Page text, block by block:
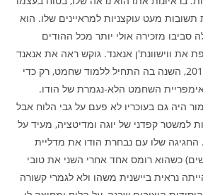
מעט עוקצניות למראיינים שלו. הוא
סביבו מזכירה אולי יותר מכל ההודים
את ווישוונת'ן אנאנד. גוקש ראה את אנאנד
מפסיד לקרלסן בצ'נאי 2013, השנה בה התחיל ללמוד שחמט, רק כדי
השחמט הלא-נגמרת של הודו.
היה גם בעוכריו לא פעם על גבי הלוח אבל
למשטר קפדני של יוגה ומדיטציה, מעיד על
החגיגה שלו עם נבחרת הודו את מדליית
כשהוא רומס אחד אחרי השני את טובי
נראית ביישנית משהו ולא לגמרי קשורה